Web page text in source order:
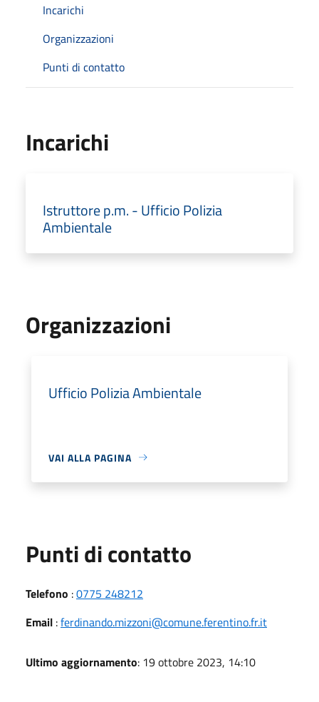
Incarichi
Organizzazioni
Punti di contatto
Incarichi
Istruttore p.m. - Ufficio Polizia
Ambientale
Organizzazioni
Ufficio Polizia Ambientale
VAI ALLA PAGINA
Punti di contatto
Telefono :0775 248212
Email :ferdinando.mizzoni@comune.ferentino.fr.it
Ultimo aggiornamento: 19 ottobre 2023, 14:10